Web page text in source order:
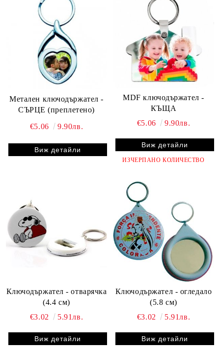
Метален ключодържател -
СЪРЦЕ (преплетено)
€5.06
9.90лв.
Виж детайли
MDF ключодържател -
КЪЩА
€5.06
9.90лв.
Виж детайли
ИЗЧЕРПАНО КОЛИЧЕСТВО
Ключодържател - отварячка
(4.4 см)
€3.02
5.91лв.
Виж детайли
Ключодържател - огледало
(5.8 см)
€3.02
5.91лв.
Виж детайли